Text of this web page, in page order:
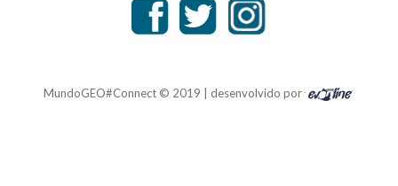
MundoGEO#Connect © 2019 | desenvolvido por